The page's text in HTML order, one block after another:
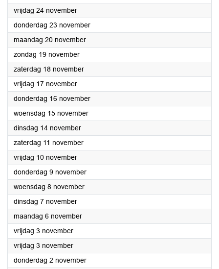
vrijdag 24 november2023
donderdag 23 november2023
maandag 20 november2023
zondag 19 november2023
zaterdag 18 november2023
vrijdag 17 november2023
donderdag 16 november2023
woensdag 15 november2023
dinsdag 14 november2023
zaterdag 11 november2023
vrijdag 10 november2023
donderdag 9 november2023
woensdag 8 november2023
dinsdag 7 november2023
maandag 6 november2023
vrijdag 3 november2023
vrijdag 3 november2023
donderdag 2 november2023